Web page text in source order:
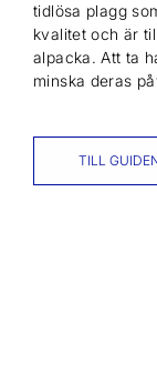
tidlösa plagg
kvalitet och är
alpacka. Att ta
minska deras
TILL